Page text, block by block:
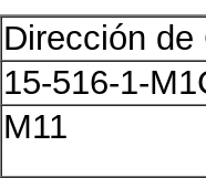
Dirección
15-516-1-
M11